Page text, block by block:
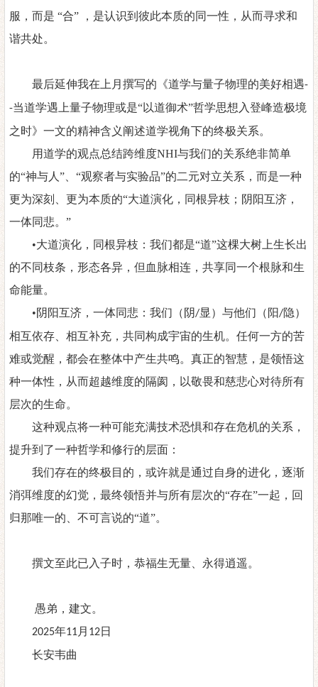
服，而是 “合” ，是认识到彼此本质的同一性，从而寻求和
谐共处。
最后延伸我在上月撰写的《道学与量子物理的美好相遇-
-当道学遇上量子物理或是“以道御术”哲学思想入登峰造极境
之时》一文的精神含义阐述道学视角下的终极关系。
用道学的观点总结跨维度NHI与我们的关系绝非简单
的“神与人”、“观察者与实验品”的二元对立关系，而是一种
更为深刻、更为本质的“大道演化，同根异枝；阴阳互济，
一体同悲。”
•大道演化，同根异枝：我们都是“道”这棵大树上生长出
的不同枝条，形态各异，但血脉相连，共享同一个根脉和生
命能量。
•阴阳互济，一体同悲：我们（阴/显）与他们（阳 /隐）
相互依存、相互补充，共同构成宇宙的生机。任何一方的苦
难或觉醒，都会在整体中产生共鸣。真正的智慧，是领悟这
种一体性，从而超越维度的隔阂，以敬畏和慈悲心对待所有
层次的生命。
这种观点将一种可能充满技术恐惧和存在危机的关系，
提升到了一种哲学和修行的层面：
我们存在的终极目的，或许就是通过自身的进化，逐渐
消弭维度的幻觉，最终领悟并与所有层次的“存在”一起，回
归那唯一的、不可言说的“道”。
撰文至此已入子时，恭福生无量、永得逍遥。
愚弟，建文。
2025年11月 12日
长安韦曲